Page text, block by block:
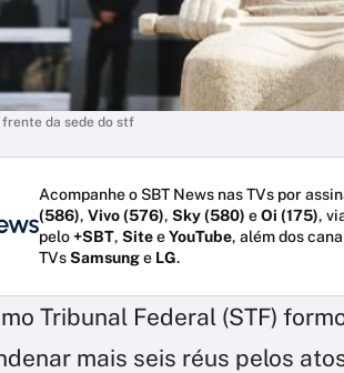
da sede do stf
Acompanhe o SBT News nas TVs por
(586), Vivo (576), Sky (580) eOi (175),
pelo+SBT, SiteeYouTube, além dos
TVsSamsunge LG.
Tribunal Federal (STF)
mais seis réus pelos